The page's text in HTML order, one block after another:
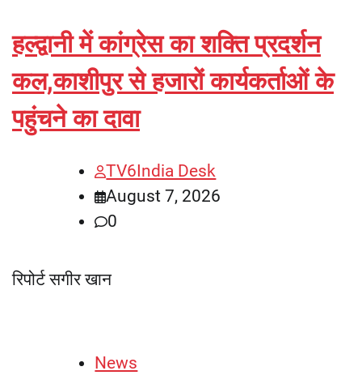
हल्द्वानी में कांग्रेस का शक्ति प्रदर्शन
कल,काशीपुर से हजारों कार्यकर्ताओं के
पहुंचने का दावा
TV6India Desk
August 7, 2026
0
रिपोर्ट सगीर खान
News